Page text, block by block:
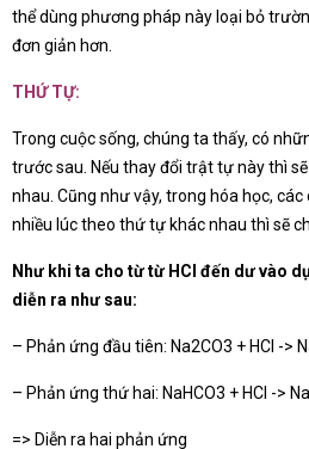
thể dùng phương pháp này loại bỏ
đơn giản hơn.
THỨ TỰ:
Trong cuộc sống, chúng ta thấy, có
trước sau. Nếu thay đổi trật tự này thì
nhau. Cũng như vậy, trong hóa học,
nhiều lúc theo thứ tự khác nhau thì sẽ
Như khi ta cho từ từ HCl đến dư vào
diễn ra như sau:
– Phản ứng đầu tiên: Na2CO3 + HCl ->
– Phản ứng thứ hai: NaHCO3 + HCl ->
=> Diễn ra hai phản ứng